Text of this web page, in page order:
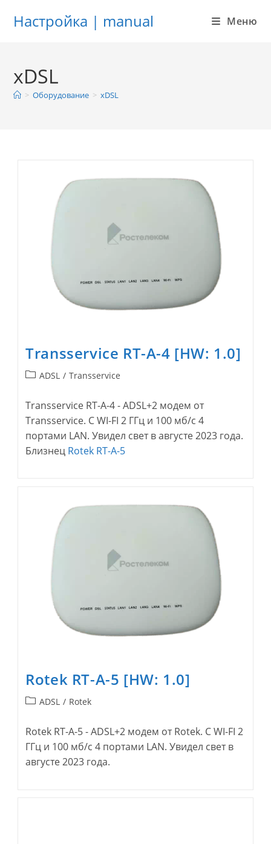
содержимому
Настройка | manual Меню
xDSL
> Оборудование > xDSL
Transservice RT-A-4 [HW: 1.0]
Рубрика
ADSL / Transservice
Transservice RT-A-4 - ADSL+2 модем от
Transservice. С WI-FI 2 ГГц и 100 мб/с 4
портами LAN. Увидел свет в августе 2023 года.
Близнец Rotek RT-A-5
Rotek RT-A-5 [HW: 1.0]
Рубрика
ADSL / Rotek
Rotek RT-A-5 - ADSL+2 модем от Rotek. С WI-FI 2
ГГц и 100 мб/с 4 портами LAN. Увидел свет в
августе 2023 года.